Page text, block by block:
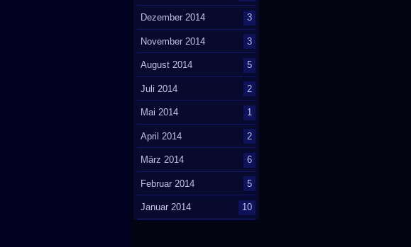
Dezember 2014 3
November 2014 3
August 2014 5
Juli 2014 2
Mai 2014 1
April 2014 2
März 2014 6
Februar 2014 5
Januar 2014 10